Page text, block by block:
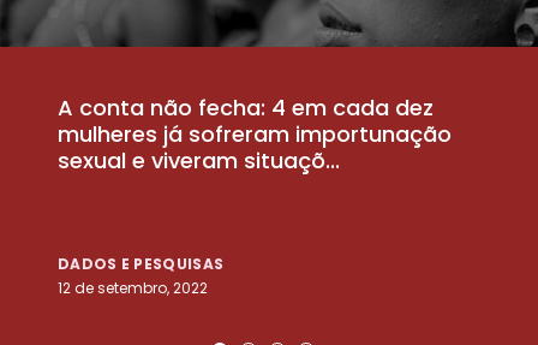
A conta não fecha: 4 em cada dez
mulheres já sofreram importunação
sexual e viveram situaçõ...
DADOS E PESQUISAS
12 de setembro, 2022